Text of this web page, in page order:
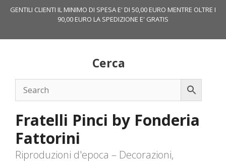
GENTILI CLIENTI IL MINIMO DI SPESA E' DI 50,00 EURO MENTRE OLTRE I
90,00 EURO LA SPEDIZIONE E' GRATIS
Cerca
Fratelli Pinci by Fonderia
Fattorini
Riproduzioni d'epoca – Decorazioni,